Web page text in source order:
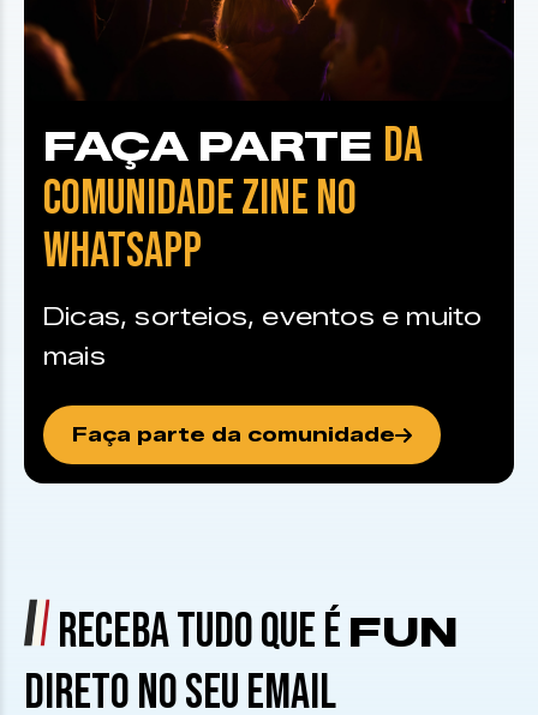
FAÇA PARTE DA
COMUNIDADE ZINE NO
WHATSAPP
Dicas, sorteios, eventos e muito
mais
Faça parte da comunidade
RECEBA TUDO QUE É FUN
DIRETO NO SEU EMAIL